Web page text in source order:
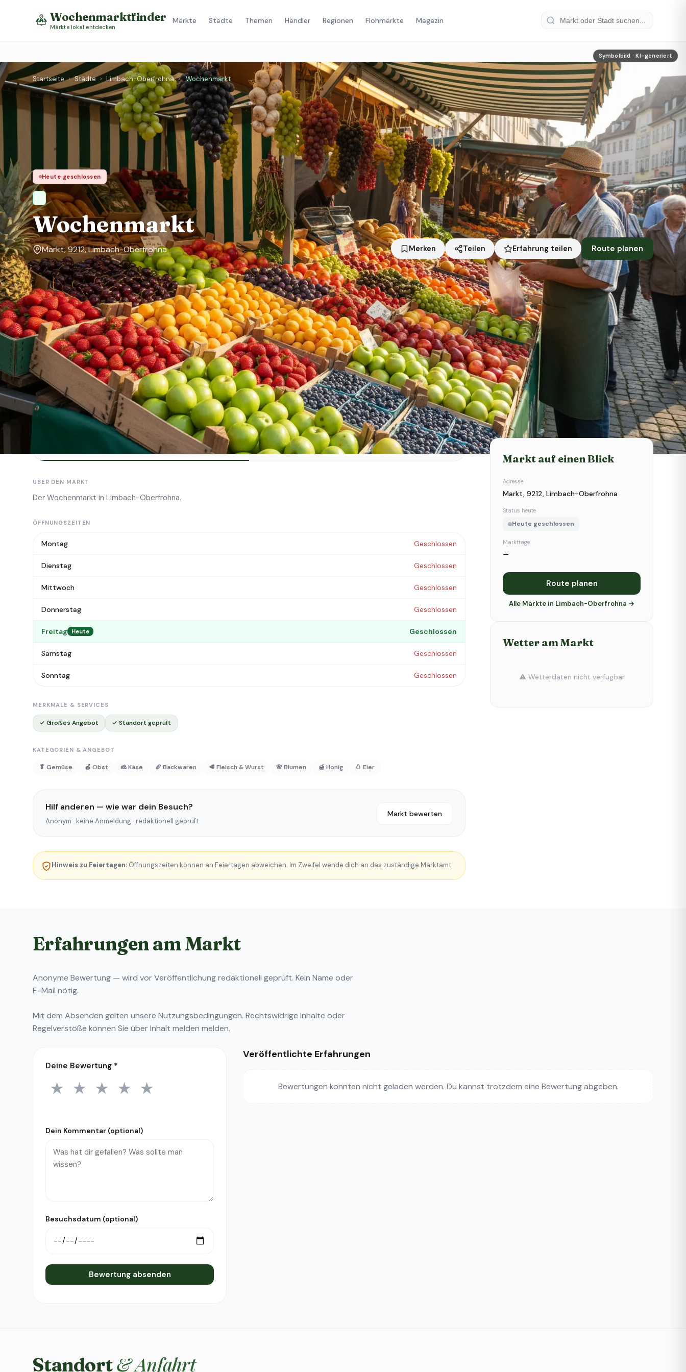
Wochenmarktfinder
Märkte lokal entdecken
Märkte Städte Themen Händler Regionen Flohmärkte Magazin
Symbolbild · KI-generiert
Startseite › Städte › Limbach-Oberfrohna › Wochenmarkt
Heute geschlossen
Wochenmarkt
Markt, 9212, Limbach-Oberfrohna Merken Teilen Erfahrung teilen Route planen
Symbolbild · KI-generiert
Markttage Standort
Limbach-Oberfrohna
Status heute
Heute geschlossen
Über den Markt Händler
ÜBER DEN MARKT
Der Wochenmarkt in Limbach-Oberfrohna.
ÖFFNUNGSZEITEN
Montag Geschlossen
Dienstag Geschlossen
Mittwoch Geschlossen
Donnerstag Geschlossen
Freitag Heute Geschlossen
Samstag Geschlossen
Sonntag Geschlossen
MERKMALE & SERVICES
✓ Großes Angebot ✓ Standort geprüft
KATEGORIEN & ANGEBOT
🥬 Gemüse 🍎 Obst 🧀 Käse 🥖 Backwaren 🥩 Fleisch & Wurst 🌸 Blumen 🍯 Honig 🥚 Eier
Hilf anderen — wie war dein Besuch?
Anonym · keine Anmeldung · redaktionell geprüft
Markt bewerten
Hinweis zu Feiertagen: Öffnungszeiten können an Feiertagen abweichen. Im Zweifel wende dich an das zuständige Marktamt.
Markt auf einen Blick
Adresse
Markt, 9212, Limbach-Oberfrohna
Status heute
Heute geschlossen
Markttage
—
Route planen
Alle Märkte in Limbach-Oberfrohna →
Wetter am Markt
⚠️ Wetterdaten nicht verfügbar
Erfahrungen am Markt
Anonyme Bewertung — wird vor Veröffentlichung redaktionell geprüft. Kein Name oder
E-Mail nötig.
Mit dem Absenden gelten unsere Nutzungsbedingungen. Rechtswidrige Inhalte oder
Regelverstöße können Sie überInhalt melden melden.
Deine Bewertung *
1 Stern
★ 2 Sterne
★ 3 Sterne
★ 4 Sterne
★ 5 Sterne
★
Dein Kommentar (optional)
Besuchsdatum (optional)
Bewertung absenden
Veröffentlichte Erfahrungen
Bewertungen konnten nicht geladen werden. Du kannst trotzdem eine Bewertung abgeben.
Standort& Anfahrt